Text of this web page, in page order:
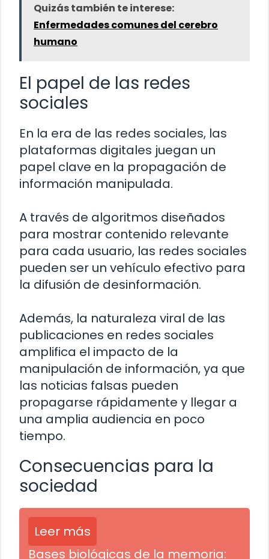
Quizás también te interese:
Enfermedades comunes del cerebro
humano
El papel de las redes
sociales
En la era de las redes sociales, las
plataformas digitales juegan un
papel clave en la propagación de
información manipulada.
A través de algoritmos diseñados
para mostrar contenido relevante
para cada usuario, las redes sociales
pueden ser un vehículo efectivo para
la difusión de desinformación.
Además, la naturaleza viral de las
publicaciones en redes sociales
amplifica el impacto de la
manipulación de información, ya que
las noticias falsas pueden
propagarse rápidamente y llegar a
una amplia audiencia en poco
tiempo.
Consecuencias para la
sociedad
Leer más
Bases biológicas de la memoria: